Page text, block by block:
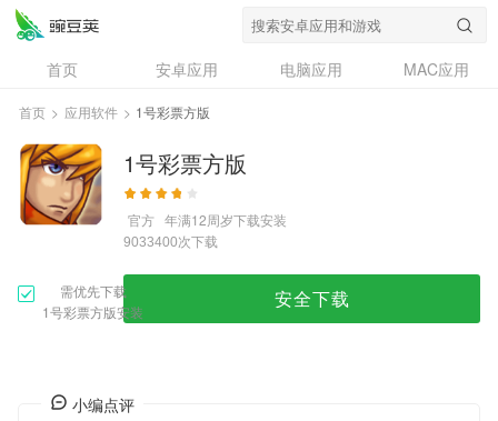
首页 安卓应用 电脑应用
MAC应用
资讯
专题
问答
首页 > 应用软件 > 1号彩票方版
1号彩票方版
官方 年满12周岁下载安装
9033400次下载
需优先下载
1号彩票方版安装
安全下载
小编点评